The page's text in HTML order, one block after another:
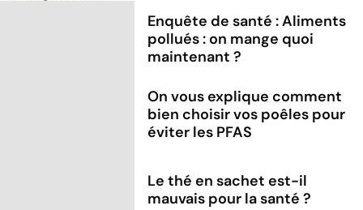
Enquête de santé : Aliments
pollués : on mange quoi
maintenant ?
On vous explique comment
bien choisir vos poêles pour
éviter les PFAS
Le thé en sachet est-il
mauvais pour la santé ?